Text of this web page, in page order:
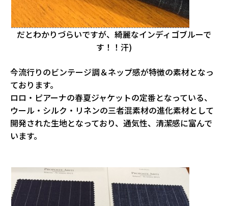
だとわかりづらいですが、綺麗なインディゴブルーで
す！！汗)
今流行りのビンテージ調＆ネップ感が特徴の素材となっ
ております。
ロロ・ピアーナの春夏ジャケットの定番となっている、
ウール・シルク・リネンの三者混素材の進化素材として
開発された生地となっており、通気性、清潔感に富んで
います。